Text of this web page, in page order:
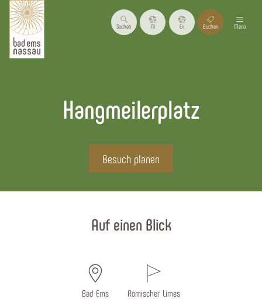
Suchen Nl En Buchen Menü
Hangmeilerplatz
Besuch planen
Auf einen Blick
Bad Ems Römischer Limes